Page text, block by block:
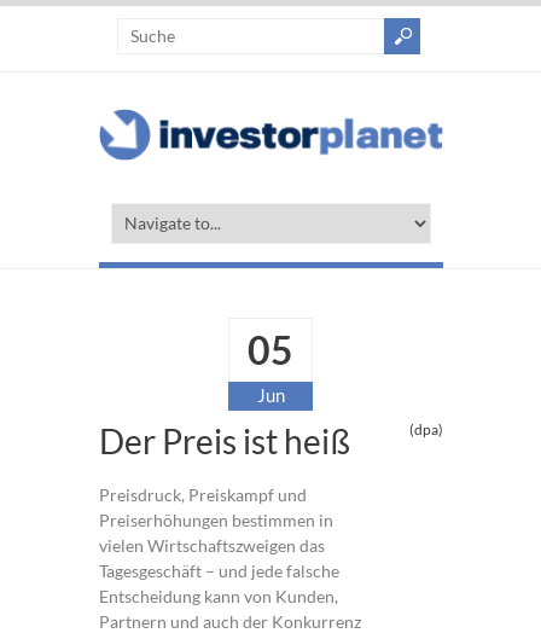
05
Jun
Der Preis ist heiß (dpa)
Preisdruck, Preiskampf und
Preiserhöhungen bestimmen in
vielen Wirtschaftszweigen das
Tagesgeschäft – und jede falsche
Entscheidung kann von Kunden,
Partnern und auch der Konkurrenz